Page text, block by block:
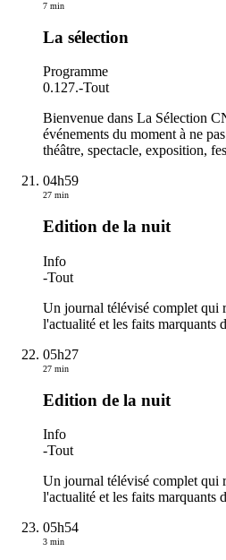
7 min
La sélection
Programme
0.127.-Tout
Bienvenue dans La Sélection
événements du moment à ne
théâtre, spectacle, exposition,
04h59
27 min
Edition de la nuit
Info
-Tout
Un journal télévisé complet qui
l'actualité et les faits marquants
05h27
27 min
Edition de la nuit
Info
-Tout
Un journal télévisé complet qui
l'actualité et les faits marquants
05h54
3 min